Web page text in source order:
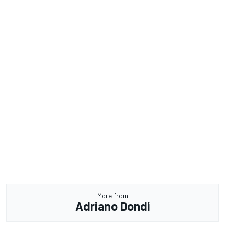
More from
Adriano Dondi